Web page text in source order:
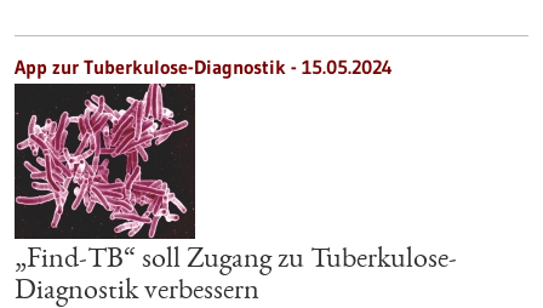
App zur Tuberkulose-Diagnostik - 15.05.2024
„Find-TB“ soll Zugang zu Tuberkulose-
Diagnostik verbessern